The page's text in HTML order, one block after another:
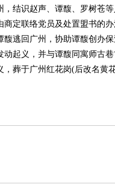
结识赵声、谭馥、罗树苍
定联络党员及处置盟书的
逃回广州，协助谭馥创办保
起义，并与谭馥同寓师古
，葬于广州红花岗(后改名黄